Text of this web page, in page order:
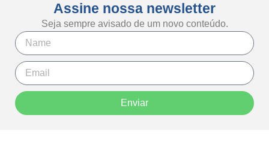
Assine nossa newsletter
Seja sempre avisado de um novo conteúdo.
Enviar